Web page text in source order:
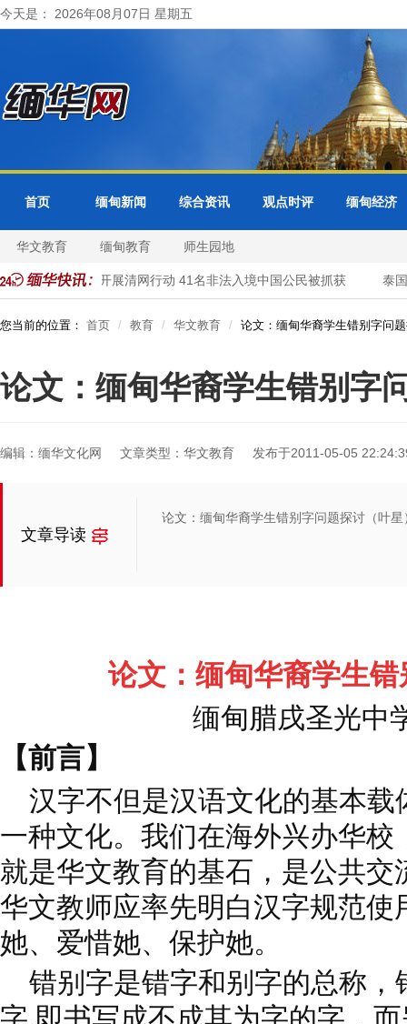
今天是： 2026年08月07日 星期五
首页 缅甸新闻 综合资讯 观点时评 缅甸经济
华文教育 缅甸教育 师生园地
其力市警方开展清网行动 41名非法入境中国公民被抓获 泰国
您当前的位置： 首页 教育 华文教育 论文：缅甸华裔学生错别字问
论文：缅甸华裔学生错别字
编辑：缅华文化网 文章类型：华文教育 发布于2011-05-05
文章导读
论文：缅甸华裔学生错别字问题探讨（叶星
论文：缅甸华裔学生
缅甸腊戌圣光中
【前言】
汉字不但是汉语文化的基本载
一种文化。我们在海外兴办华
就是华文教育的基石，是公共交
华文教师应率先明白汉字规范使
她、爱惜她、保护她。
错别字是错字和别字的总称，